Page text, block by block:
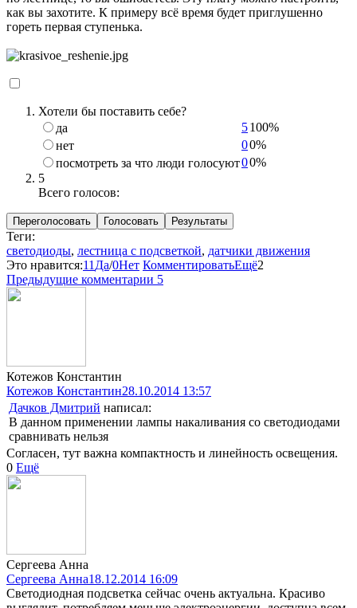
как вы захотите. К примеру всё время будет приглушенно
гореть первая ступенька.
Хотели бы поставить себе?
да
5100%
нет
00%
посмотреть за что люди голосуют00%
5
Всего голосов:
Переголосовать Голосовать Результаты
Теги:
светодиоды, лестница с подсветкой, датчики движения
Это нравится:11 Да/0Нет КомментироватьЕщё2
Предыдущие комментарии 5
Котежов Константин
Котежов Константин28.10.2014 13:57
Дачков Дмитрий написал:
В данном применении лампы накаливания со светодиодами
сравнивать нельзя
Согласен, тут важна компактность и линейность освещения.
0 Ещё
Сергеева Анна
Сергеева Анна18.12.2014 16:09
Светодиодная подсветка сейчас очень актуальна. Красиво